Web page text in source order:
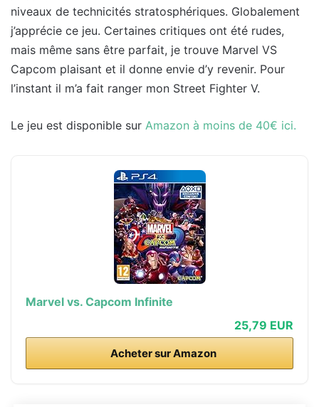
niveaux de technicités stratosphériques. Globalement
j’apprécie ce jeu. Certaines critiques ont été rudes,
mais même sans être parfait, je trouve Marvel VS
Capcom plaisant et il donne envie d’y revenir. Pour
l’instant il m’a fait ranger mon Street Fighter V.
Le jeu est disponible sur Amazon à moins de 40€ ici.
Marvel vs. Capcom Infinite
25,79 EUR
Acheter sur Amazon